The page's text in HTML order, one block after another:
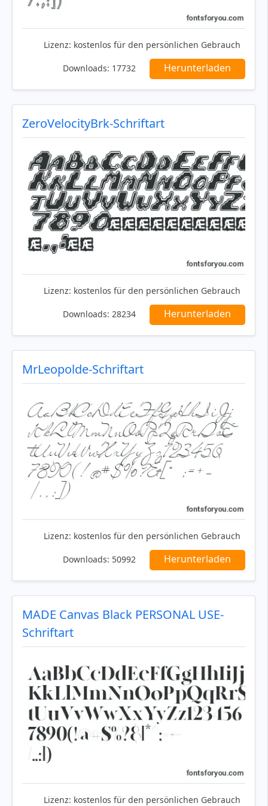
Lizenz: kostenlos für den persönlichen Gebrauch
Downloads: 17732 Herunterladen
ZeroVelocityBrk-Schriftart
Lizenz: kostenlos für den persönlichen Gebrauch
Downloads: 28234 Herunterladen
MrLeopolde-Schriftart
Lizenz: kostenlos für den persönlichen Gebrauch
Downloads: 50992 Herunterladen
MADE Canvas Black PERSONAL USE-
Schriftart
Lizenz: kostenlos für den persönlichen Gebrauch